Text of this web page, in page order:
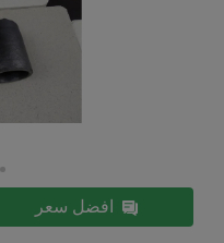
افضل سعر